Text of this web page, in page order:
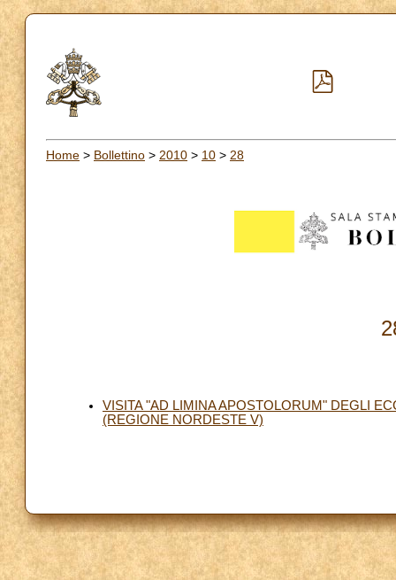
Home > Bollettino > 2010 > 10 > 28
VISITA "AD LIMINA APOSTOLORUM" DEGLI
(REGIONE NORDESTE V)